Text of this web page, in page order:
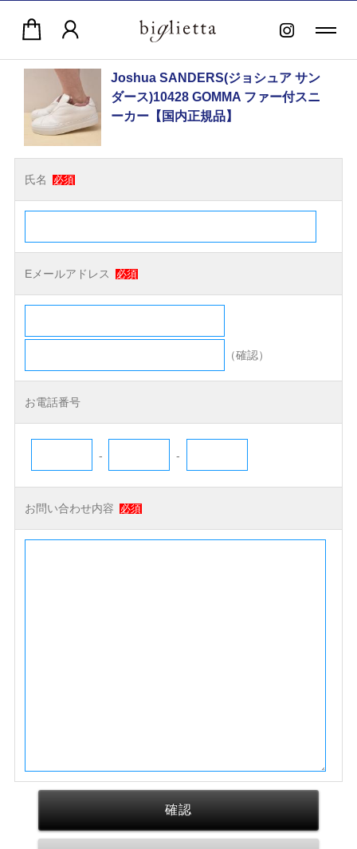
Joshua SANDERS(ジョシュア サン
ダース)10428 GOMMA ファー付スニ
ーカー【国内正規品】
氏名 必須
Eメールアドレス 必須
（確認）
お電話番号
- -
お問い合わせ内容 必須